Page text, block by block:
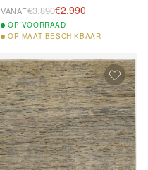
VANAF€3.890€2.990
OP VOORRAAD
OP MAAT BESCHIKBAAR